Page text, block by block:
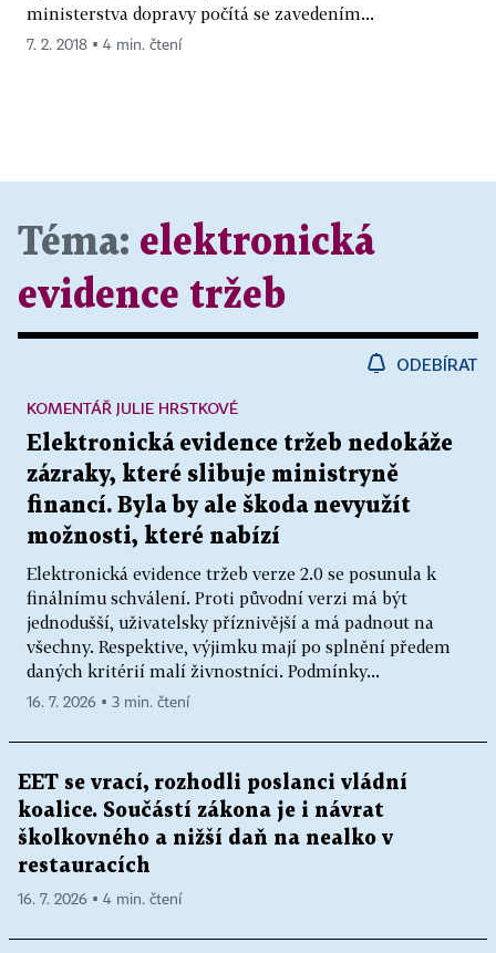
ministerstva dopravy počítá se zavedením...
7. 2. 2018 ▪ 4 min. čtení
Téma: elektronická
evidence tržeb
ODEBÍRAT
Elektronická evidence tržeb nedokáže
zázraky, které slibuje ministryně
financí. Byla by ale škoda nevyužít
možnosti, které nabízí
Elektronická evidence tržeb verze 2.0 se posunula k
finálnímu schválení. Proti původní verzi má být
jednodušší, uživatelsky příznivější a má padnout na
všechny. Respektive, výjimku mají po splnění předem
daných kritérií malí živnostníci. Podmínky...
KOMENTÁŘ JULIE HRSTKOVÉ
16. 7. 2026 ▪ 3 min. čtení
EET se vrací, rozhodli poslanci vládní
koalice. Součástí zákona je i návrat
školkovného a nižší daň na nealko v
restauracích
16. 7. 2026 ▪ 4 min. čtení